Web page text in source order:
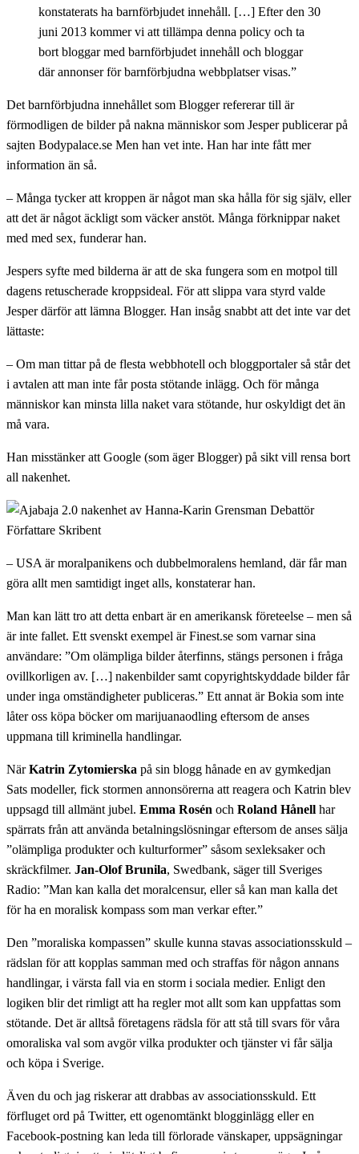
konstaterats ha barnförbjudet innehåll. […] Efter den 30
juni 2013 kommer vi att tillämpa denna policy och ta
bort bloggar med barnförbjudet innehåll och bloggar
där annonser för barnförbjudna webbplatser visas.”
Det barnförbjudna innehållet som Blogger refererar till är
förmodligen de bilder på nakna människor som Jesper publicerar på
sajten Bodypalace.se Men han vet inte. Han har inte fått mer
information än så.
– Många tycker att kroppen är något man ska hålla för sig själv, eller
att det är något äckligt som väcker anstöt. Många förknippar naket
med med sex, funderar han.
Jespers syfte med bilderna är att de ska fungera som en motpol till
dagens retuscherade kroppsideal. För att slippa vara styrd valde
Jesper därför att lämna Blogger. Han insåg snabbt att det inte var det
lättaste:
– Om man tittar på de flesta webbhotell och bloggportaler så står det
i avtalen att man inte får posta stötande inlägg. Och för många
människor kan minsta lilla naket vara stötande, hur oskyldigt det än
må vara.
Han misstänker att Google (som äger Blogger) på sikt vill rensa bort
all nakenhet.
– USA är moralpanikens och dubbelmoralens hemland, där får man
göra allt men samtidigt inget alls, konstaterar han.
Man kan lätt tro att detta enbart är en amerikansk företeelse – men så
är inte fallet. Ett svenskt exempel är Finest.se som varnar sina
användare: ”Om olämpliga bilder återfinns, stängs personen i fråga
ovillkorligen av. […] nakenbilder samt copyrightskyddade bilder får
under inga omständigheter publiceras.” Ett annat är Bokia som inte
låter oss köpa böcker om marijuanaodling eftersom de anses
uppmana till kriminella handlingar.
NärKatrin Zytomierska på sin blogg hånade en av gymkedjan
Sats modeller, fick stormen annonsörerna att reagera och Katrin blev
uppsagd till allmänt jubel. Emma Rosén och Roland Hånell har
spärrats från att använda betalningslösningar eftersom de anses sälja
”olämpliga produkter och kulturformer” såsom sexleksaker och
skräckfilmer. Jan-Olof Brunila, Swedbank, säger till Sveriges
Radio: ”Man kan kalla det moralcensur, eller så kan man kalla det
för ha en moralisk kompass som man verkar efter.”
Den ”moraliska kompassen” skulle kunna stavas associationsskuld –
rädslan för att kopplas samman med och straffas för någon annans
handlingar, i värsta fall via en storm i sociala medier. Enligt den
logiken blir det rimligt att ha regler mot allt som kan uppfattas som
stötande. Det är alltså företagens rädsla för att stå till svars för våra
omoraliska val som avgör vilka produkter och tjänster vi får sälja
och köpa i Sverige.
Även du och jag riskerar att drabbas av associationsskuld. Ett
förfluget ord på Twitter, ett ogenomtänkt blogginlägg eller en
Facebook-postning kan leda till förlorade vänskaper, uppsägningar